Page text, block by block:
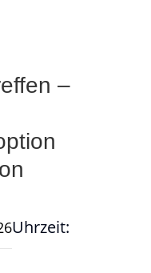
–
Uhrzeit: